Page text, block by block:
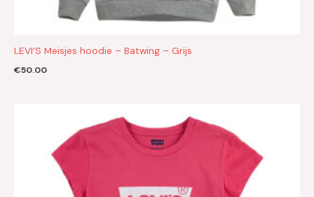
LEVI’S Meisjes hoodie – Batwing – Grijs
€50.00